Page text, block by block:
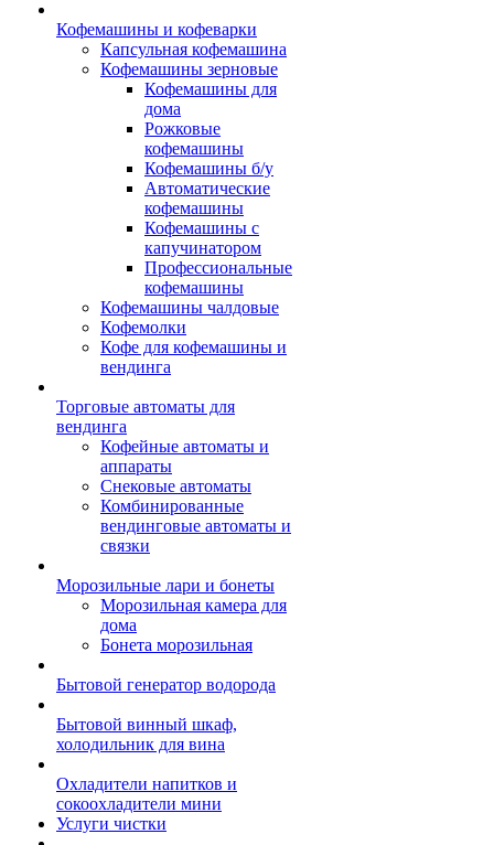
Кофемашины и кофеварки
Капсульная кофемашина
Кофемашины зерновые
Кофемашины для
дома
Рожковые
кофемашины
Кофемашины б/у
Автоматические
кофемашины
Кофемашины с
капучинатором
Профессиональные
кофемашины
Кофемашины чалдовые
Кофемолки
Кофе для кофемашины и
вендинга
Торговые автоматы для
вендинга
Кофейные автоматы и
аппараты
Снековые автоматы
Комбинированные
вендинговые автоматы и
связки
Морозильные лари и бонеты
Морозильная камера для
дома
Бонета морозильная
Бытовой генератор водорода
Бытовой винный шкаф,
холодильник для вина
Охладители напитков и
сокоохладители мини
Услуги чистки